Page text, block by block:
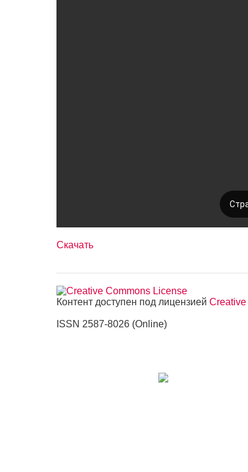
Скачать
Контент доступен под лицензией
ISSN 2587-8026 (Online)